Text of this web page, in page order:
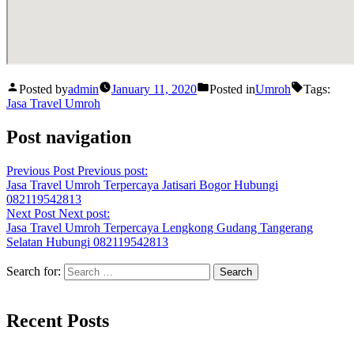
Posted byadmin January 11, 2020 Posted inUmroh
Tags:
Jasa Travel Umroh
Post navigation
Previous Post Previous post:
Jasa Travel Umroh Terpercaya Jatisari Bogor Hubungi
082119542813
Next Post Next post:
Jasa Travel Umroh Terpercaya Lengkong Gudang Tangerang
Selatan Hubungi 082119542813
Search for:
Recent Posts